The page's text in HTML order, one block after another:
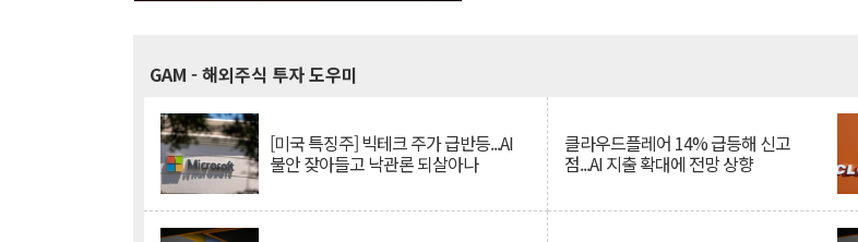
GAM - 해외주식 투자 도우미
[미국 특징주] 빅테크 주가 급반등...AI
불안 잦아들고 낙관론 되살아나
클라우드플레어 14% 급등해 신고
점...AI 지출 확대에 전망 상향